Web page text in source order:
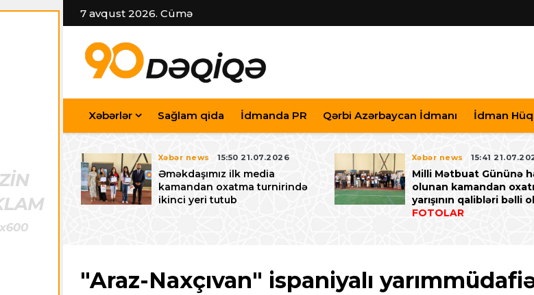
7 avqust 2026. Cümə
Xəbərlər Sağlam qida İdmanda PR Qərbi Azərbaycan İdmanı İdman
U-15
festivalı ilə
Xəbər news 15:50 21.07.2026
Əməkdaşımız ilk media
kamandan oxatma turnirində
ikinci yeri tutub
Xəbər news 15:41
Milli Mətbuat Gününə
olunan kamandan
yarışının qalibləri bəlli
FOTOLAR
"Araz-Naxçıvan" ispaniyalı